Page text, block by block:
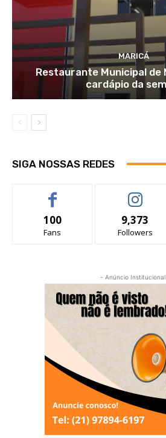
MARICÁ
Restaurante Municipal de
cardápio da
SIGA NOSSAS REDES
100
Fans
9,373
Followers
- Anúncio